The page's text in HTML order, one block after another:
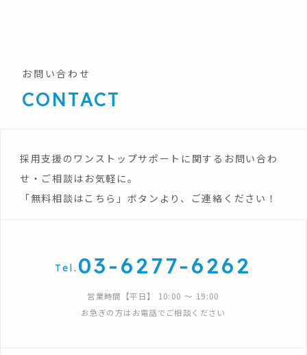
お問い合わせ
CONTACT
採用支援のワンストップサポートに関するお問い合わ
せ・ご相談はお気軽に。
「無料相談はこちら」ボタンより、ご連絡ください！
Tel. 03-6277-6262
営業時間【平日】 10:00 〜 19:00
お急ぎの方はお電話でご相談ください